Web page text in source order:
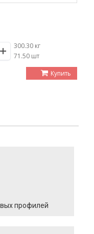
300.30 кг
/71.50 шт
Купить
профилей